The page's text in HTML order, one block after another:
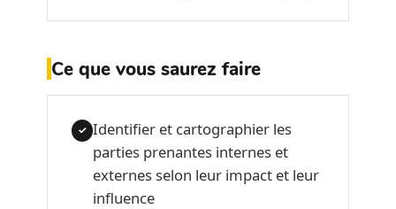
Ce que vous saurez faire
✓ Identifier et cartographier les
parties prenantes internes et
externes selon leur impact et leur
influence